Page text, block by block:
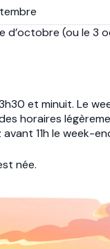
(ou le
et minuit. Le
horaires
11h le week-
née.